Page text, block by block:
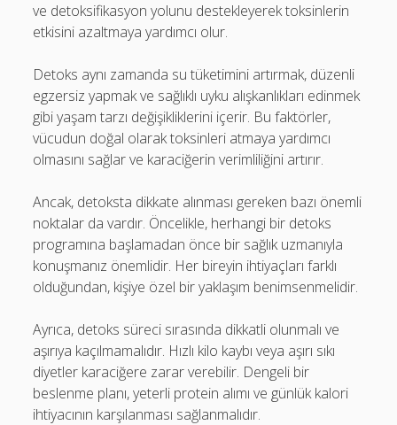
ve detoksifikasyon yolunu destekleyerek toksinlerin
etkisini azaltmaya yardımcı olur.
Detoks aynı zamanda su tüketimini artırmak, düzenli
egzersiz yapmak ve sağlıklı uyku alışkanlıkları edinmek
gibi yaşam tarzı değişikliklerini içerir. Bu faktörler,
vücudun doğal olarak toksinleri atmaya yardımcı
olmasını sağlar ve karaciğerin verimliliğini artırır.
Ancak, detoksta dikkate alınması gereken bazı önemli
noktalar da vardır. Öncelikle, herhangi bir detoks
programına başlamadan önce bir sağlık uzmanıyla
konuşmanız önemlidir. Her bireyin ihtiyaçları farklı
olduğundan, kişiye özel bir yaklaşım benimsenmelidir.
Ayrıca, detoks süreci sırasında dikkatli olunmalı ve
aşırıya kaçılmamalıdır. Hızlı kilo kaybı veya aşırı sıkı
diyetler karaciğere zarar verebilir. Dengeli bir
beslenme planı, yeterli protein alımı ve günlük kalori
ihtiyacının karşılanması sağlanmalıdır.